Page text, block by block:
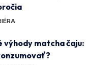
výhody matcha čaju: